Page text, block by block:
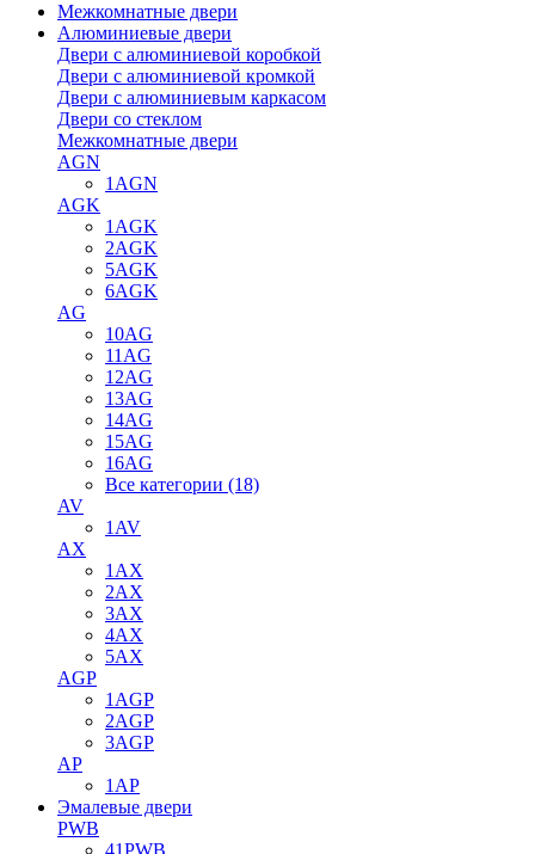
Межкомнатные двери
Алюминиевые двери
Двери с алюминиевой коробкой
Двери с алюминиевой кромкой
Двери с алюминиевым каркасом
Двери со стеклом
Межкомнатные двери
AGN
1AGN
AGK
1AGK
2AGK
5AGK
6AGK
AG
10AG
11AG
12AG
13AG
14AG
15AG
16AG
Все категории (18)
AV
1AV
AX
1AX
2AX
3AX
4AX
5AX
AGP
1AGP
2AGP
3AGP
AP
1AP
Эмалевые двери
PWB
41PWB